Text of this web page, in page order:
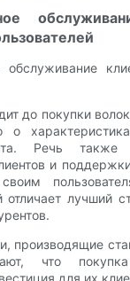
обслуживание
до покупки
о
Речь
и
своим
отличает лучший
производящие
что
для их